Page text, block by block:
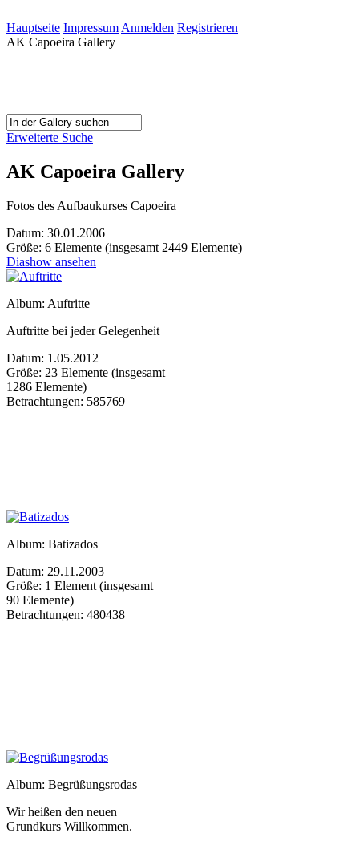
Hauptseite Impressum Anmelden Registrieren
AK Capoeira Gallery
Erweiterte Suche
AK Capoeira Gallery
Fotos des Aufbaukurses Capoeira
Datum: 30.01.2006
Größe: 6 Elemente (insgesamt 2449 Elemente)
Diashow ansehen
Album: Auftritte
Auftritte bei jeder Gelegenheit
Datum: 1.05.2012
Größe: 23 Elemente (insgesamt
1286 Elemente)
Betrachtungen: 585769
Album: Batizados
Datum: 29.11.2003
Größe: 1 Element (insgesamt
90 Elemente)
Betrachtungen: 480438
Album: Begrüßungsrodas
Wir heißen den neuen
Grundkurs Willkommen.